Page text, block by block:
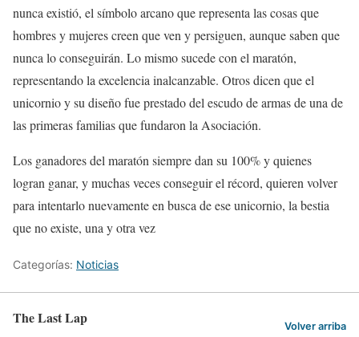
nunca existió, el símbolo arcano que representa las cosas que
hombres y mujeres creen que ven y persiguen, aunque saben que
nunca lo conseguirán. Lo mismo sucede con el maratón,
representando la excelencia inalcanzable. Otros dicen que el
unicornio y su diseño fue prestado del escudo de armas de una de
las primeras familias que fundaron la Asociación.
Los ganadores del maratón siempre dan su 100% y quienes
logran ganar, y muchas veces conseguir el récord, quieren volver
para intentarlo nuevamente en busca de ese unicornio, la bestia
que no existe, una y otra vez
Categorías: Noticias
The Last Lap Volver arriba